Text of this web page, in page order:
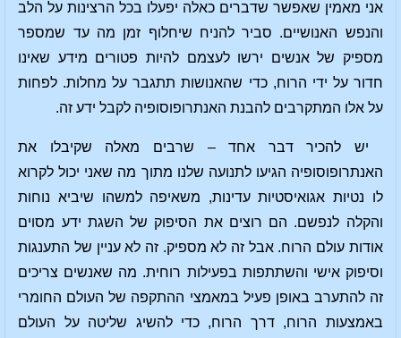
אני מאמין שאפשר שדברים כאלה יפעלו בכל הרצינות על הלב
והנפש האנושיים. סביר להניח שיחלוף זמן מה עד שמספר
מספיק של אנשים ירשו לעצמם להיות פטורים מידע שאינו
חדור על ידי הרוח, כדי שהאנושות תתגבר על מחלות. לפחות
על אלו המתקרבים להבנת האנתרופוסופיה לקבל ידע זה.
יש להכיר דבר אחד – שרבים מאלה שקיבלו את
האנתרופוסופיה הגיעו לתנועה שלנו מתוך מה שאני יכול לקרוא
לו נטיות אגואיסטיות עדינות, משאיפה למשהו שיביא נוחות
והקלה לנפשם. הם רוצים את הסיפוק של השגת ידע מסוים
אודות עולם הרוח. אבל זה לא מספיק. זה לא עניין של התענגות
וסיפוק אישי והשתתפות בפעילות רוחית. מה שאנשים צריכים
זה להתערב באופן פעיל במאמצי ההתקפה של העולם החומרי
באמצעות הרוח, דרך הרוח, כדי להשיג שליטה על העולם